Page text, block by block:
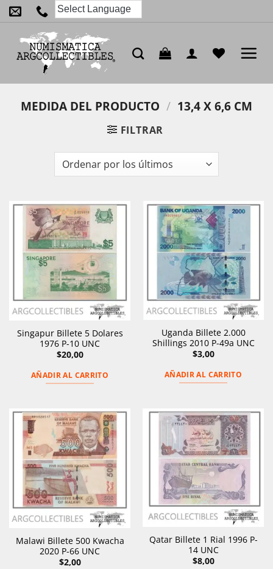
Saltar
al
contenido
MEDIDA DEL PRODUCTO / 13,4 X 6,6 CM
FILTRAR
Singapur Billete 5 Dolares
1976 P-10 UNC
$20,00
AÑADIR AL CARRITO
Uganda Billete 2.000
Shillings 2010 P-49a UNC
$3,00
AÑADIR AL CARRITO
Malawi Billete 500 Kwacha
2020 P-66 UNC
$2,00
Qatar Billete 1 Rial 1996 P-
14 UNC
$8,00